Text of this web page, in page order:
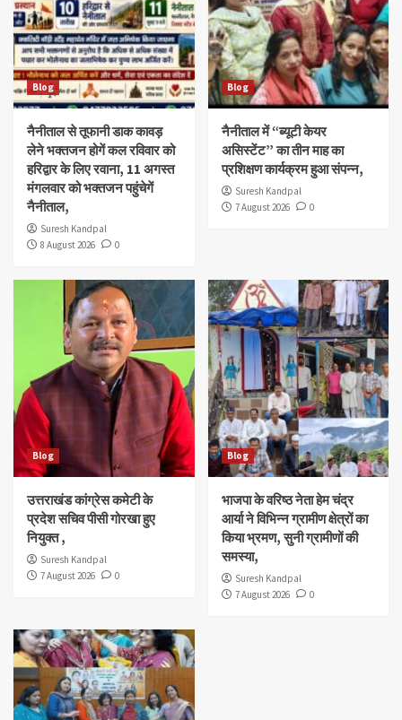
Blog
नैनीताल से तूफानी डाक कावड़
लेने भक्तजन होगें कल रविवार को
हरिद्वार के लिए रवाना, 11 अगस्त
मंगलवार को भक्तजन पहुंचेगें
नैनीताल,
Suresh Kandpal
8 August 2026
0
Blog
नैनीताल में “ब्यूटी केयर
असिस्टेंट” का तीन माह का
प्रशिक्षण कार्यक्रम हुआ संपन्न,
Suresh Kandpal
7 August 2026
0
Blog
उत्तराखंड कांग्रेस कमेटी के
प्रदेश सचिव पीसी गोरखा हुए
नियुक्त ,
Suresh Kandpal
7 August 2026
0
Blog
भाजपा के वरिष्ठ नेता हेम चंद्र
आर्या ने विभिन्न ग्रामीण क्षेत्रों का
किया भ्रमण, सुनी ग्रामीणों की
समस्या,
Suresh Kandpal
7 August 2026
0